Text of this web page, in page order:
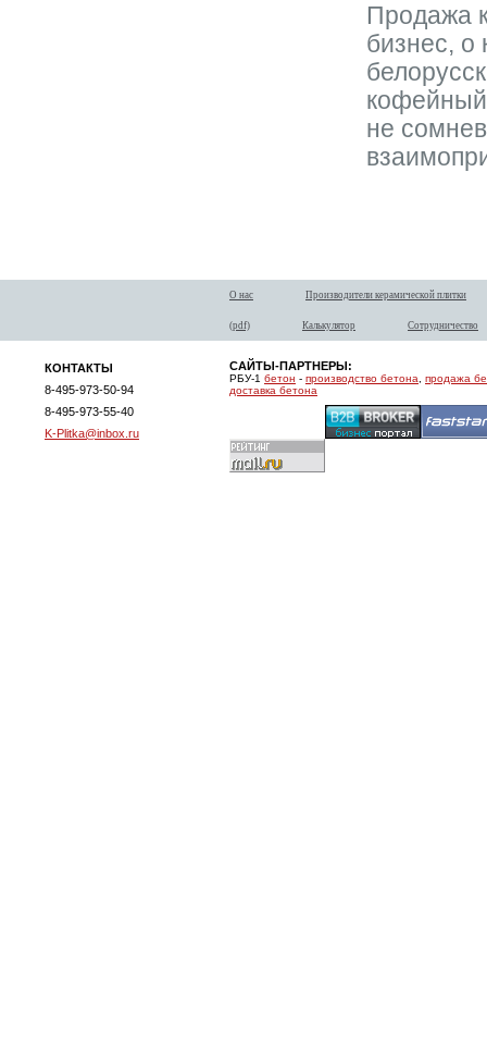
Продажа
бизнес, о
не
О нас Производители керамической плитки
(pdf) Калькулятор Сотрудничество
КОНТАКТЫ
8-495-973-50-94
8-495-973-55-40
K-Plitka@inbox.ru
САЙТЫ-ПАРТНЕРЫ:
РБУ-1 бетон - производство бетона
продажа
доставка бетона